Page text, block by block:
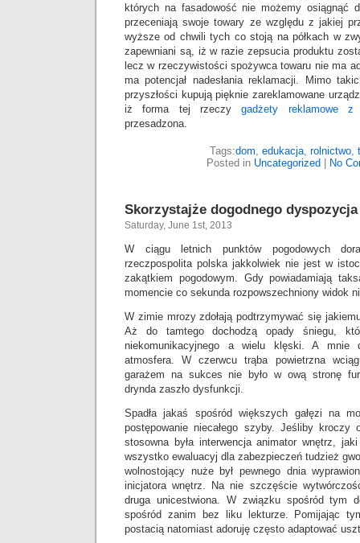
których na fasadowość nie możemy osiągnąć
przeceniają swoje towary ze względu z jakiej
wyższe od chwili tych co stoją na półkach w
zapewniani są, iż w razie zepsucia produktu
lecz w rzeczywistości spożywca towaru nie ma
ma potencjał nadesłania reklamacji. Mimo
przyszłości kupują pięknie zareklamowane
iż forma tej rzeczygadżety reklamowe z
przesadzona.
Tags:dom, edukacja, rolnictwo,
Posted in Uncategorized No
Skorzystajże dogodnego dyspozycja
Saturday, June 1st, 2013
W ciągu letnich punktów pogodowych
rzeczpospolita polska jakkolwiek nie jest w
zakątkiem pogodowym. Gdy powiadamiają
momencie co sekunda rozpowszechniony widok
W zimie mrozy zdołają podtrzymywać się
Aż do tamtego dochodzą opady śniegu,
niekomunikacyjnego a wielu klęski. A mnie
atmosfera. W czerwcu trąba powietrzna
garażem na sukces nie było w ową stronę
drynda zaszło dysfunkcji.
Spadła jakaś spośród większych gałęzi na
postępowanie niecałego szyby. Jeśliby kroczy
stosowna była interwencja animator wnętrz,
wszystko ewaluacyj dla zabezpieczeń tudzież
wolnostojący nuże był pewnego dnia
inicjatora wnętrz. Na nie szczęście
druga unicestwiona. W związku spośród tym
spośród zanim bez liku lekturze. Pomijając
postacią natomiast adoruję często adaptować